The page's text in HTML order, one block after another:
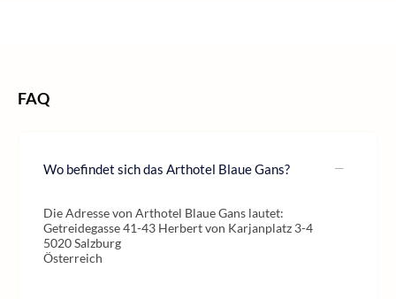
FAQ
Wo befindet sich das Arthotel Blaue Gans?
Die Adresse von Arthotel Blaue Gans lautet:
Getreidegasse 41-43 Herbert von Karjanplatz 3-4
5020 Salzburg
Österreich